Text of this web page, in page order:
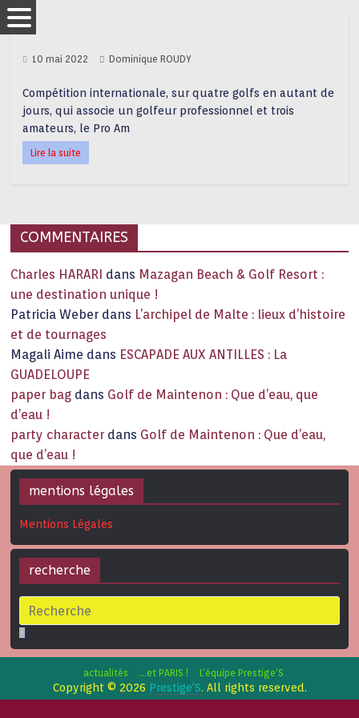
10 mai 2022 Dominique ROUDY
Compétition internationale, sur quatre golfs en autant de
jours, qui associe un golfeur professionnel et trois
amateurs, le Pro Am
Lire la suite
COMMENTAIRES
Charles HARARI dans Mazagan Beach & Golf Resort :
une destination unique !
Patricia Weber dans L’archipel de Malte : lieux d’histoire
et de tournages
Magali Aime dans ESCAPADE AUX ANTILLES : La
GUADELOUPE
paper bag dans Golf de Maintenon : Que d’eau, que
d’eau !
party character dans Golf de Maintenon : Que d’eau,
que d’eau !
mentions légales
Mentions Légales
recherche
actualités …et PARIS ! L’équipe Prestige’S
Copyright © 2026 Prestige'S. All rights reserved.